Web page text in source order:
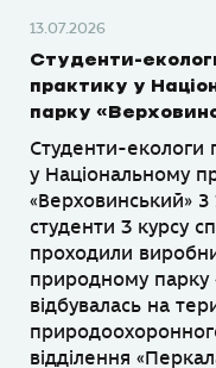
13.07.2026
Студенти-
практику у
парку
Студенти-екологи
у Національному
«Верховинський»
студенти 3 курсу
проходили
природному парку
відбувалась на
відділення